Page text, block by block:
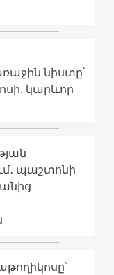
նիստը՝
կարևոր
պաշտոնի